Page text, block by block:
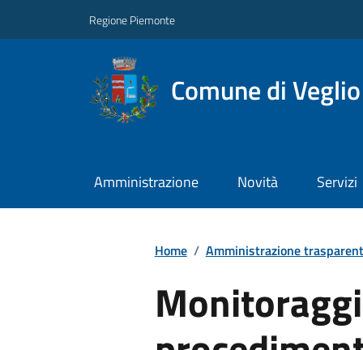
Regione Piemonte
Comune di Veglio
Amministrazione Novità Servizi
Home / Amministrazione